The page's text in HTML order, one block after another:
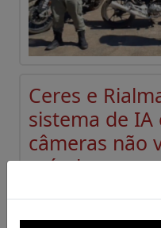
Ceres e
sistema de
câmeras não
veículos